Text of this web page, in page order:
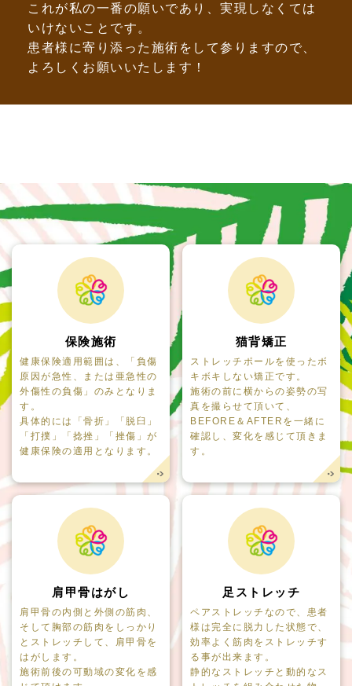
これが私の一番の願いであり、実現しなくては
いけないことです。
患者様に寄り添った施術をして参りますので、
よろしくお願いいたします！
保険施術
健康保険適用範囲は、「負傷
原因が急性、または亜急性の
外傷性の負傷」のみとなりま
す。
具体的には「骨折」「脱臼」
「打撲」「捻挫」「挫傷」が
健康保険の適用となります。
猫背矯正
ストレッチポールを使ったボ
キボキしない矯正です。
施術の前に横からの姿勢の写
真を撮らせて頂いて、
BEFORE＆AFTERを一緒に
確認し、変化を感じて頂きま
す。
肩甲骨はがし
肩甲骨の内側と外側の筋肉、
そして胸部の筋肉をしっかり
とストレッチして、肩甲骨を
はがします。
施術前後の可動域の変化を感
足ストレッチ
ペアストレッチなので、患者
様は完全に脱力した状態で、
効率よく筋肉をストレッチす
る事が出来ます。
静的なストレッチと動的なス